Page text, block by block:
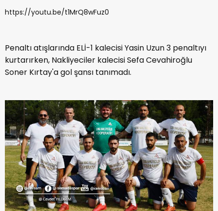
https://youtu.be/t1MrQ8wFuz0
Penaltı atışlarında ELİ-1 kalecisi Yasin Uzun 3 penaltıyı
kurtarırken, Nakliyeciler kalecisi Sefa Cevahiroğlu
Soner Kırtay'a gol şansı tanımadı.